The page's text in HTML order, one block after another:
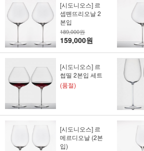
[시도니오스] 르
셉뗀뜨리오날 2
본입
189,000원
159,000원
[시도니오스] 르
썹띨 2본입 세트
(품절)
[시도니오스] 르
메르디오날 (2본
입)